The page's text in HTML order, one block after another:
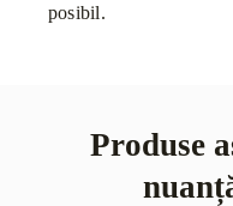
posibil.
Produse